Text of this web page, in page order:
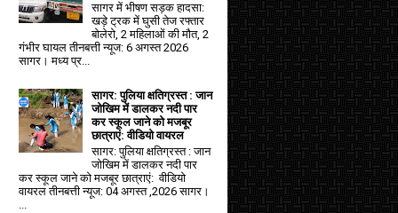
सागर में भीषण सड़क हादसा:
खड़े ट्रक में घुसी तेज रफ्तार
बोलेरो, 2 महिलाओं की मौत, 2
गंभीर घायल तीनबत्ती न्यूज: 6 अगस्त 2026
सागर। मध्य प्र...
सागर: पुलिया क्षतिग्रस्त : जान
जोखिम में डालकर नदी पार
कर स्कूल जाने को मजबूर
छात्राएं: वीडियो वायरल
सागर: पुलिया क्षतिग्रस्त : जान
जोखिम में डालकर नदी पार
कर स्कूल जाने को मजबूर छात्राएं: वीडियो
वायरल तीनबत्ती न्यूज: 04 अगस्त ,2026 सागर।
...